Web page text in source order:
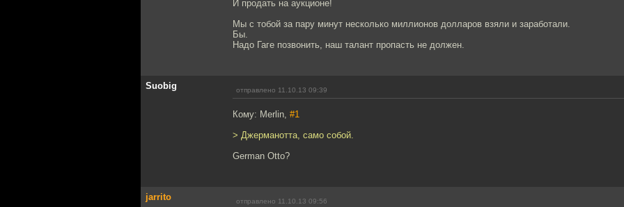
И продать на аукционе!
Мы с тобой за пару минут несколько миллионов долларов взяли и заработали.
Бы.
Надо Гаге позвонить, наш талант пропасть не должен.
Suobig отправлено 11.10.13 09:39
Кому: Merlin, #1
> Джерманотта, само собой.
German Otto?
jarrito отправлено 11.10.13 09:56